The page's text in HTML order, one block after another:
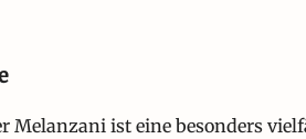
Melanzani ist eine besonders